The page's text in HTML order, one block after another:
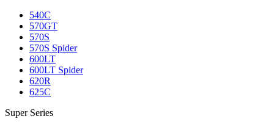
540C
570GT
570S
570S Spider
600LT
600LT Spider
620R
625C
Super Series